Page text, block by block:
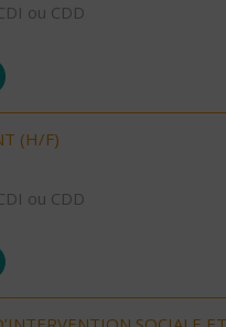
ou CDD
(H/F)
ou CDD